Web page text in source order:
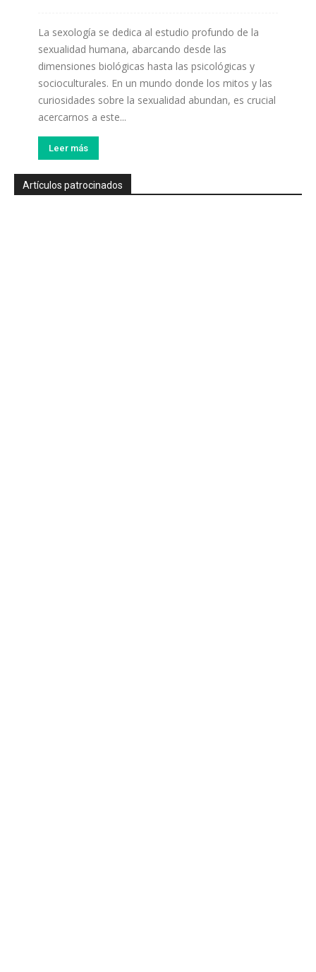
La sexología se dedica al estudio profundo de la
sexualidad humana, abarcando desde las
dimensiones biológicas hasta las psicológicas y
socioculturales. En un mundo donde los mitos y las
curiosidades sobre la sexualidad abundan, es crucial
acercarnos a este...
Leer más
Artículos patrocinados